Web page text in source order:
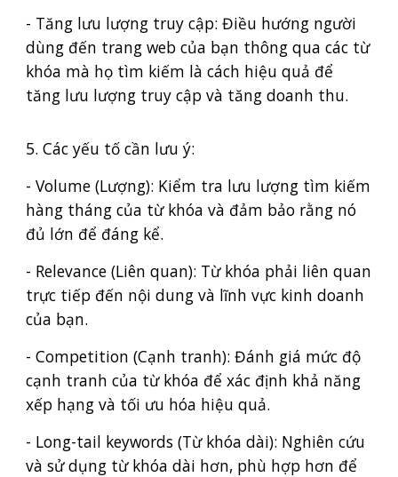
- Tăng lưu lượng truy cập: Điều hướng người
dùng đến trang web của bạn thông qua các từ
khóa mà họ tìm kiếm là cách hiệu quả để
tăng lưu lượng truy cập và tăng doanh thu.
5. Các yếu tố cần lưu ý:
- Volume (Lượng): Kiểm tra lưu lượng tìm kiếm
hàng tháng của từ khóa và đảm bảo rằng nó
đủ lớn để đáng kể.
- Relevance (Liên quan): Từ khóa phải liên quan
trực tiếp đến nội dung và lĩnh vực kinh doanh
của bạn.
- Competition (Cạnh tranh): Đánh giá mức độ
cạnh tranh của từ khóa để xác định khả năng
xếp hạng và tối ưu hóa hiệu quả.
- Long-tail keywords (Từ khóa dài): Nghiên cứu
và sử dụng từ khóa dài hơn, phù hợp hơn để